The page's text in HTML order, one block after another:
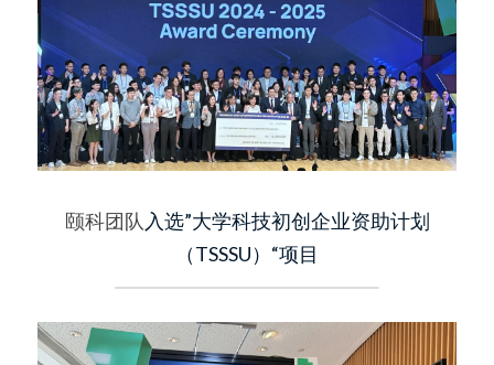
颐科团队 入选”大学科技初创企业资助计划
（TSSSU）“项目